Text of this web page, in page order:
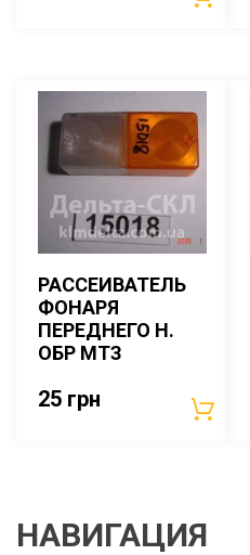
РАССЕИВАТЕЛЬ
ФОНАРЯ
ПЕРЕДНЕГО Н.
ОБР МТЗ
25 грн
НАВИГАЦИЯ